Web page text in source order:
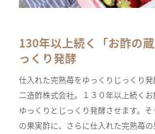
130年以上続く「お酢の
っくり発酵
仕入れた完熟苺をゆっくりじっくり
二造酢株式会社。１３０年以上続くお
ゆっくりとじっくり発酵させます。
の果実酢に、さらに仕入れた完熟苺